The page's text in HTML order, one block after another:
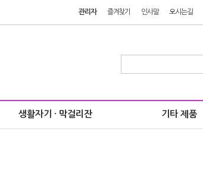
관리자 즐겨찾기 인사말 오시는길
생활자기 · 막걸리잔 기타 제품